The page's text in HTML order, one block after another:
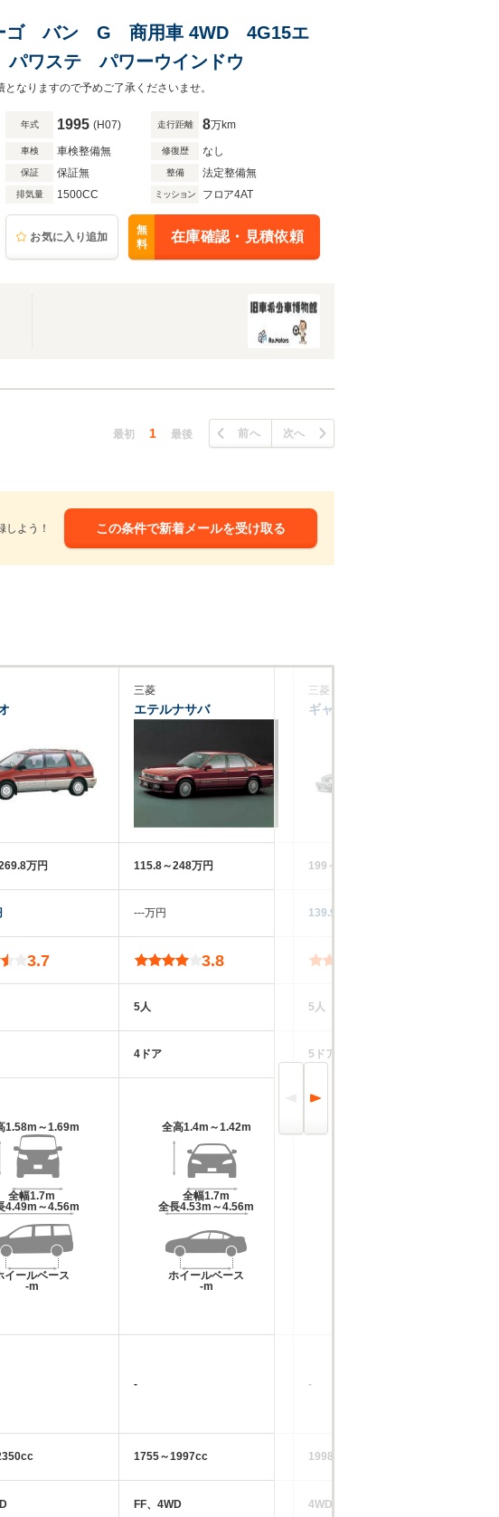
ゴ バン G 商用車 4WD 4G15エ
ワステ パワーウインドウ
なりますので予めご了承くださいませ。
年式 1995 (H07) 走行距離 8万km
車検 車検整備無 修復歴 なし
保証 保証無 整備 法定整備無
排気量 1500CC ミッション フロア4AT
お気に入り追加
無
料
在庫確認・見積依頼
最初 1 最後 前へ 次へ
よう！ この条件で新着メールを受け取る
万円
3.7
1.58m～1.69m
全幅1.7m
4.49m～4.56m
イールベース
-m
三菱
エテルナサバ
115.8～248万円
‐‐‐万円
3.8
5人
4ドア
全高1.4m～1.42m
全幅1.7m
全長4.53m～4.56m
ホイールベース
-m
-
1755～1997cc
FF、4WD
三菱
ギャランスポーツ
199～257万円
139.9万円
5人
5ドア
-
1998cc
4WD、FF